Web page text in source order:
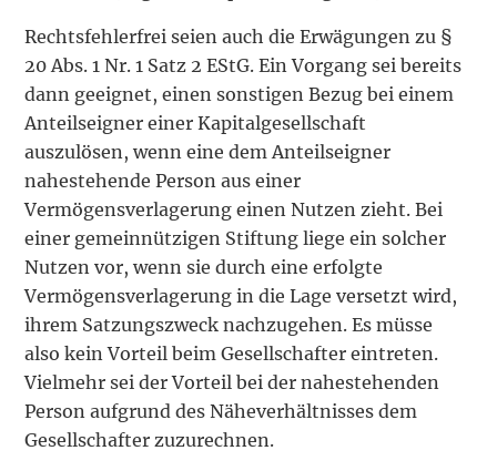
Rechtsfehlerfrei seien auch die Erwägungen zu §
20 Abs. 1 Nr. 1 Satz 2 EStG. Ein Vorgang sei bereits
dann geeignet, einen sonstigen Bezug bei einem
Anteilseigner einer Kapitalgesellschaft
auszulösen, wenn eine dem Anteilseigner
nahestehende Person aus einer
Vermögensverlagerung einen Nutzen zieht. Bei
einer gemeinnützigen Stiftung liege ein solcher
Nutzen vor, wenn sie durch eine erfolgte
Vermögensverlagerung in die Lage versetzt wird,
ihrem Satzungszweck nachzugehen. Es müsse
also kein Vorteil beim Gesellschafter eintreten.
Vielmehr sei der Vorteil bei der nahestehenden
Person aufgrund des Näheverhältnisses dem
Gesellschafter zuzurechnen.